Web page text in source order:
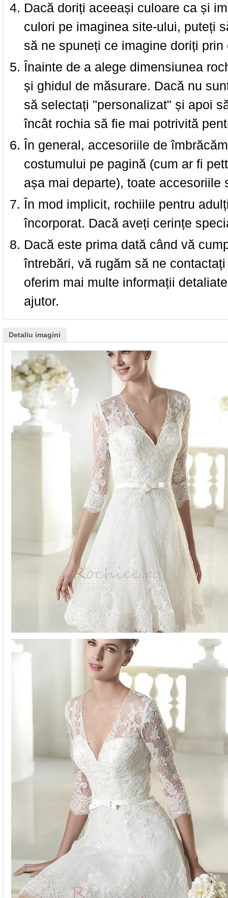
Dacă doriți aceeași culoare ca și
culori pe imaginea site-ului, puteți
să ne spuneți ce imagine doriți prin
Înainte de a alege dimensiunea
și ghidul de măsurare. Dacă nu
să selectați "personalizat" și apoi
încât rochia să fie mai potrivită
În general, accesoriile de
costumului pe pagină (cum ar fi
așa mai departe), toate accesoriile
În mod implicit, rochiile pentru
încorporat. Dacă aveți cerințe
Dacă este prima dată când vă
întrebări, vă rugăm să ne
oferim mai multe informații
ajutor.
Detaliu imagini